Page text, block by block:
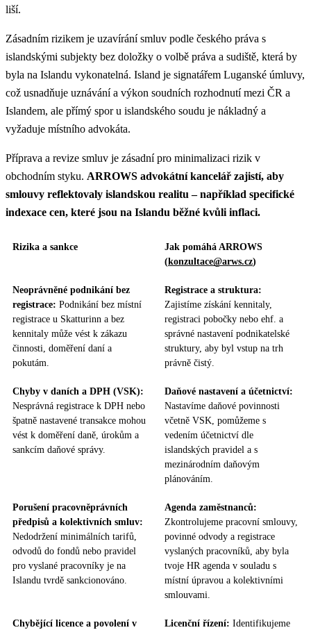
liší.
Zásadním rizikem je uzavírání smluv podle českého práva s
islandskými subjekty bez doložky o volbě práva a sudiště, která by
byla na Islandu vykonatelná. Island je signatářem Luganské úmluvy,
což usnadňuje uznávání a výkon soudních rozhodnutí mezi ČR a
Islandem, ale přímý spor u islandského soudu je nákladný a
vyžaduje místního advokáta.
Příprava a revize smluv je zásadní pro minimalizaci rizik v
obchodním styku. ARROWS advokátní kancelář zajistí, aby
smlouvy reflektovaly islandskou realitu – například specifické
indexace cen, které jsou na Islandu běžné kvůli inflaci.
Rizika a sankce
Jak pomáhá ARROWS
(konzultace@arws.cz)
Neoprávněné podnikání bez
registrace: Podnikání bez místní
registrace u Skatturinn a bez
kennitaly může vést k zákazu
činnosti, doměření daní a
pokutám.
Registrace a struktura:
Zajistíme získání kennitaly,
registraci pobočky nebo ehf. a
správné nastavení podnikatelské
struktury, aby byl vstup na trh
právně čistý.​
Chyby v daních a DPH (VSK):
Nesprávná registrace k DPH nebo
špatně nastavené transakce mohou
vést k doměření daně, úrokům a
sankcím daňové správy.
Daňové nastavení a účetnictví:
Nastavíme daňové povinnosti
včetně VSK, pomůžeme s
vedením účetnictví dle
islandských pravidel a s
mezinárodním daňovým
plánováním.
Porušení pracovněprávních
předpisů a kolektivních smluv:
Nedodržení minimálních tarifů,
odvodů do fondů nebo pravidel
pro vyslané pracovníky je na
Islandu tvrdě sankcionováno.
Agenda zaměstnanců:
Zkontrolujeme pracovní smlouvy,
povinné odvody a registrace
vyslaných pracovníků, aby byla
tvoje HR agenda v souladu s
místní úpravou a kolektivními
smlouvami.​
Chybějící licence a povolení v
Licenční řízení: Identifikujeme